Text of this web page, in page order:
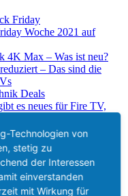
Friday
Woche 2021 auf
4K Max – Was ist neu?
– Das sind die
Deals
es neues für Fire TV,
TV Stick 2 ist
Technologien von
stetig zu
der Interessen
einverstanden
mit Wirkung für